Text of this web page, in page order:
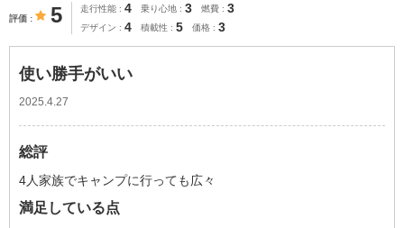
評価 5 走行性能 4 乗り心地 3 燃費 3
デザイン 4 積載性 5 価格 3
使い勝手がいい
2025.4.27
総評
4人家族でキャンプに行っても広々
満足している点